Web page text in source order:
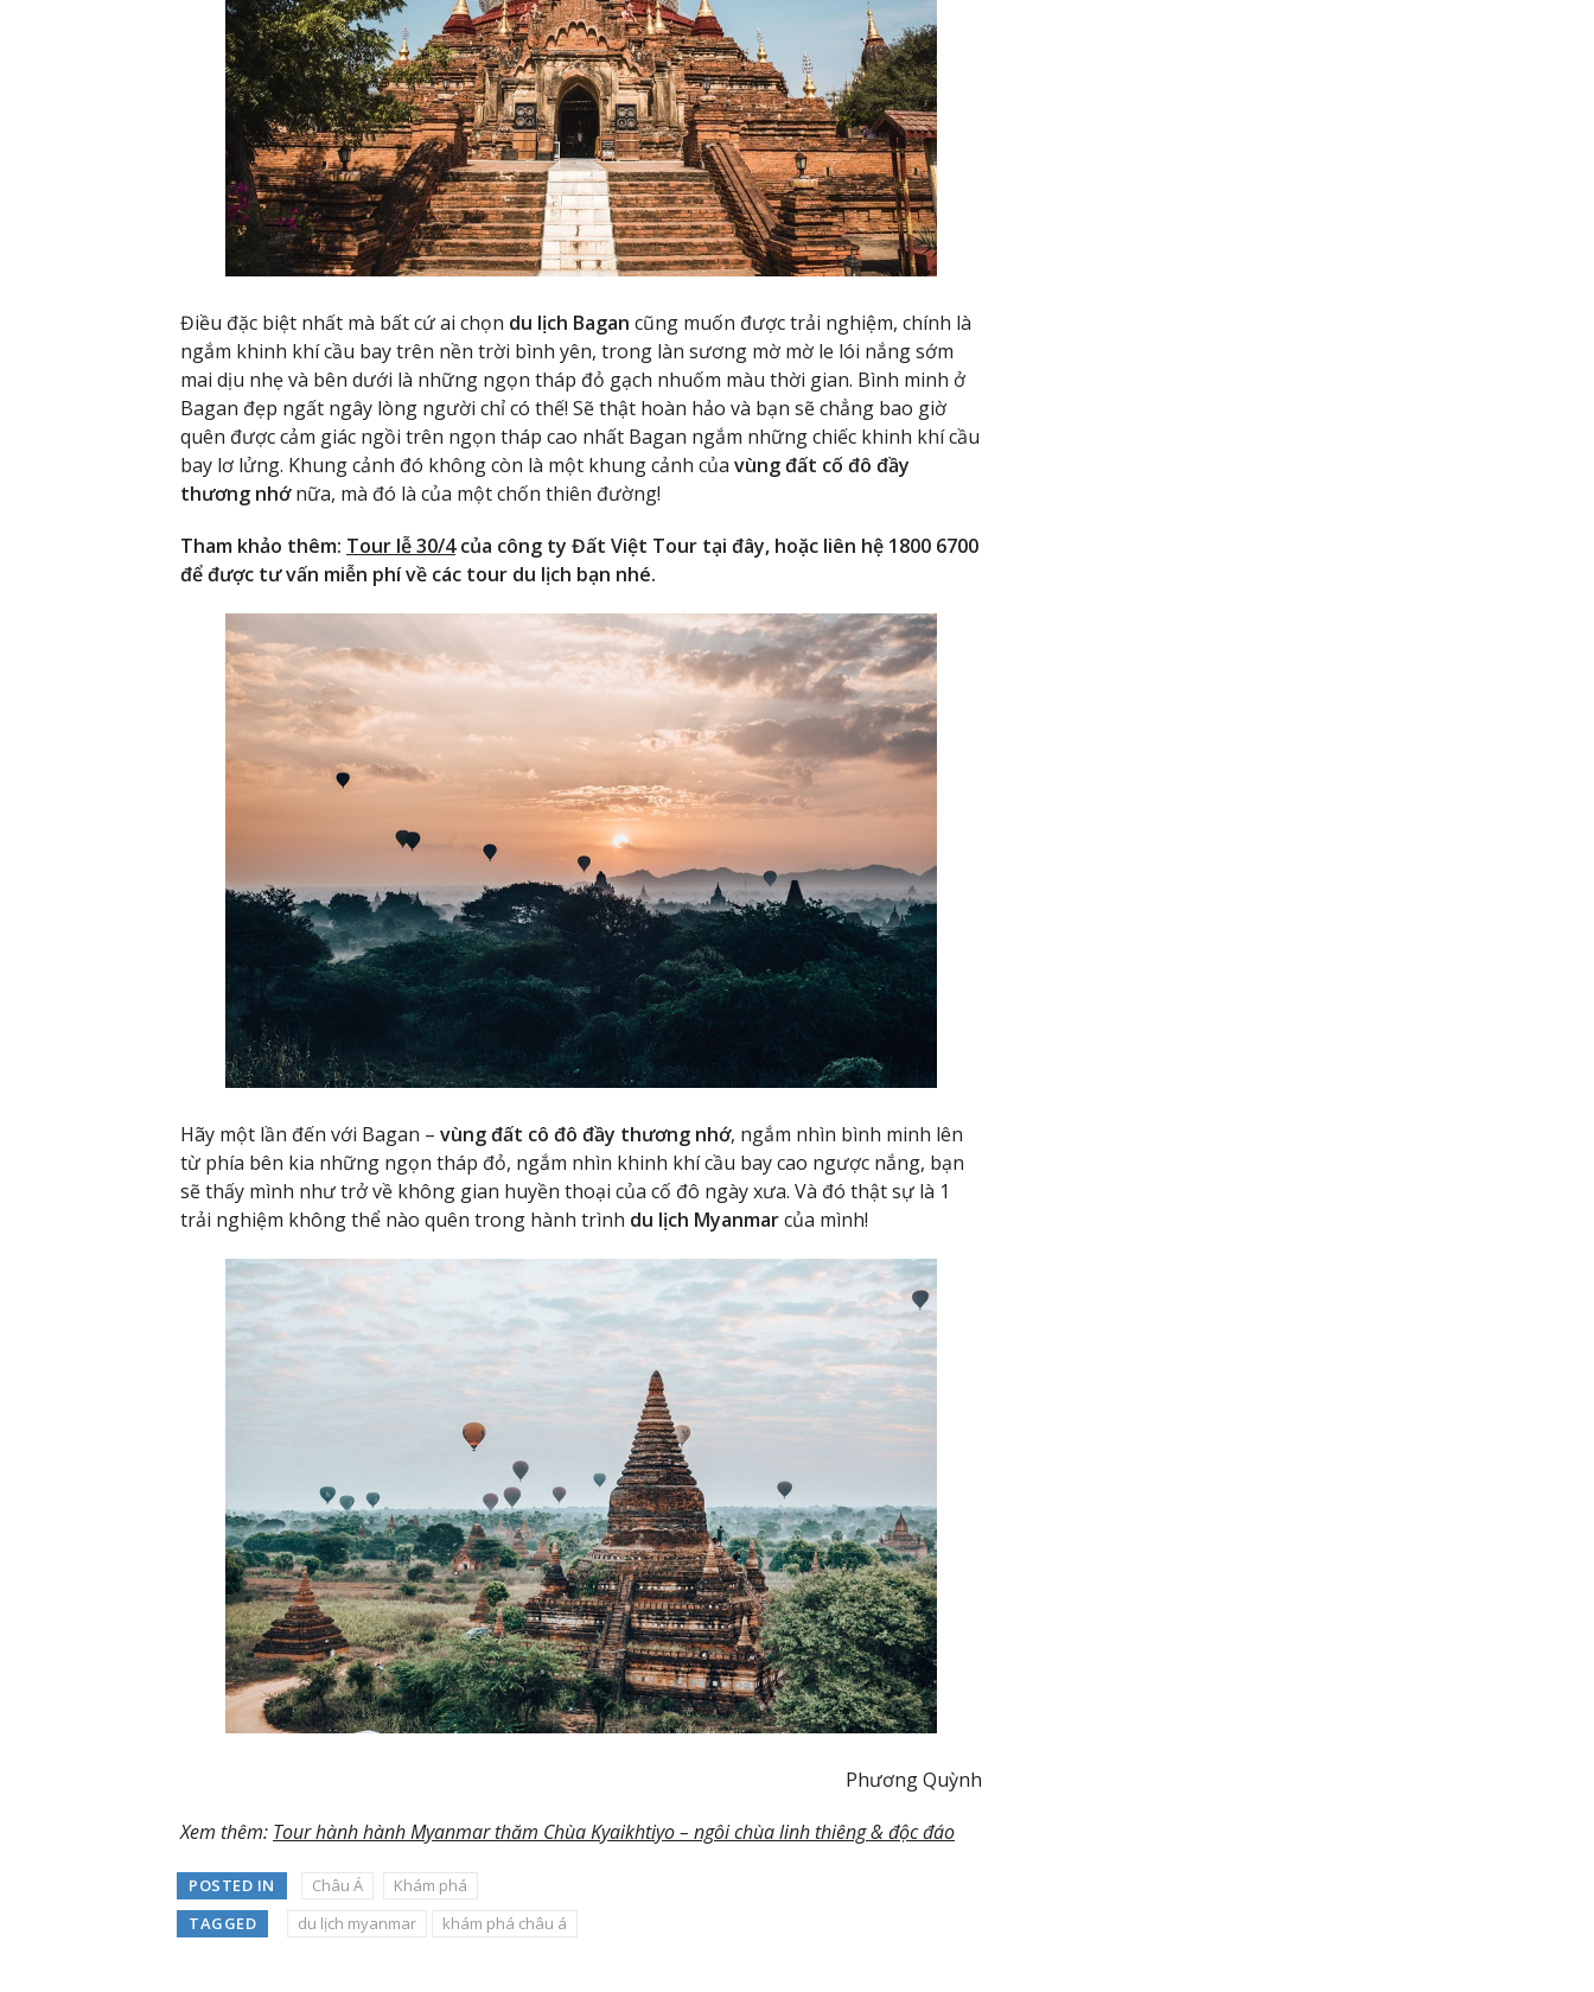
Điều đặc biệt nhất mà bất cứ ai chọn du lịch Bagan cũng muốn được trải nghiệm, chính là
ngắm khinh khí cầu bay trên nền trời bình yên, trong làn sương mờ mờ le lói nắng sớm
mai dịu nhẹ và bên dưới là những ngọn tháp đỏ gạch nhuốm màu thời gian. Bình minh ở
Bagan đẹp ngất ngây lòng người chỉ có thế! Sẽ thật hoàn hảo và bạn sẽ chẳng bao giờ
quên được cảm giác ngồi trên ngọn tháp cao nhất Bagan ngắm những chiếc khinh khí cầu
bay lơ lửng. Khung cảnh đó không còn là một khung cảnh của vùng đất cố đô đầy
thương nhớnữa, mà đó là của một chốn thiên đường!
Tham khảo thêm: Tour lễ 30/4của công ty Đất Việt Tour tại đây, hoặc liên hệ 1800 6700
để được tư vấn miễn phí về các tour du lịch bạn nhé.
Hãy một lần đến với Bagan – vùng đất cô đô đầy thương nhớ, ngắm nhìn bình minh lên
từ phía bên kia những ngọn tháp đỏ, ngắm nhìn khinh khí cầu bay cao ngược nắng, bạn
sẽ thấy mình như trở về không gian huyền thoại của cố đô ngày xưa. Và đó thật sự là 1
trải nghiệm không thể nào quên trong hành trình du lịch Myanmarcủa mình!
Phương Quỳnh
Xem thêm: Tour hành hành Myanmar thăm Chùa Kyaikhtiyo – ngôi chùa linh thiêng & độc đáo
POSTED IN Châu Á
Khám phá
TAGGED
du lịch myanmar khám phá châu á